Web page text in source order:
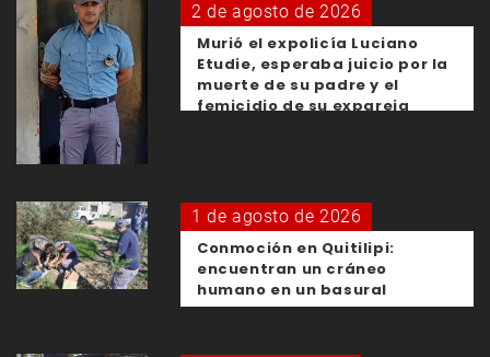
2 de agosto de 2026
Murió el expolicía Luciano
Etudie, esperaba juicio por la
muerte de su padre y el
femicidio de su expareja
1 de agosto de 2026
Conmoción en Quitilipi:
encuentran un cráneo
humano en un basural